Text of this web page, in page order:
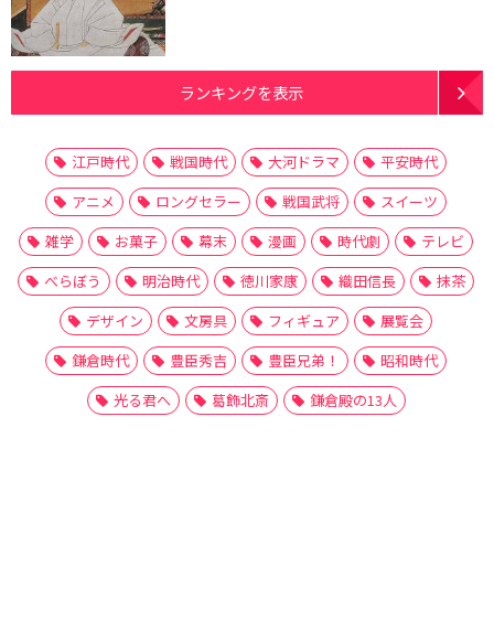
ランキングを表示
江戸時代 戦国時代 大河ドラマ
平安時代
アニメ
ロングセラー 戦国武将
スイーツ
雑学
お菓子 幕末 漫画 時代劇
テレビ
べらぼう
明治時代 徳川家康 織田信長
抹茶
デザイン
文房具 フィギュア
展覧会
鎌倉時代
豊臣秀吉 豊臣兄弟！
昭和時代
光る君へ
葛飾北斎 鎌倉殿の13人